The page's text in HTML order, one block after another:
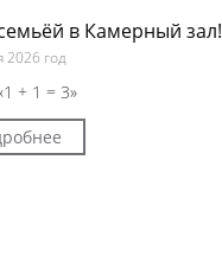
в Камерный зал!
2026 год
+ 1 = 3»